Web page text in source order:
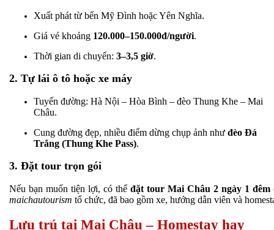
Xuất phát từ bến Mỹ Đình hoặc Yên Nghĩa.
Giá vé khoảng 120.000–150.000đ/người.
Thời gian di chuyển: 3–3,5 giờ.
2. Tự lái ô tô hoặc xe máy
Tuyến đường: Hà Nội – Hòa Bình – đèo Thung Khe – Mai
Châu.
Cung đường đẹp, nhiều điểm dừng chụp ảnh như đèo Đá
Trắng (Thung Khe Pass).
3. Đặt tour trọn gói
Nếu bạn muốn tiện lợi, có thể đặt tour Mai Châu 2 ngày 1 đêm
maichautourism tổ chức, đã bao gồm xe, hướng dẫn viên và
Lưu trú tại Mai Châu – Homestay hay